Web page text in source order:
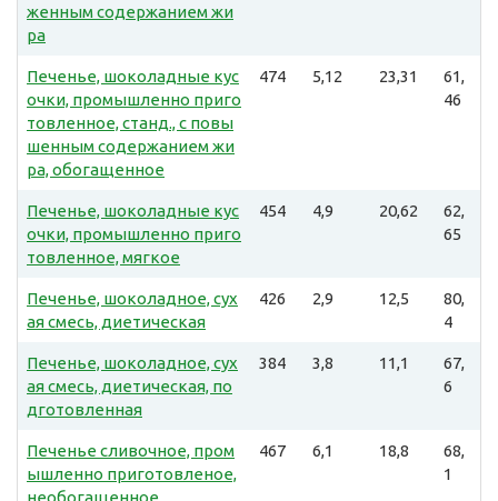
женным содержанием жи
ра
Печенье, шоколадные кус
очки, промышленно приго
товленное, станд., с повы
шенным содержанием жи
ра, обогащенное
474 5,12 23,31
61,
46
Печенье, шоколадные кус
очки, промышленно приго
товленное, мягкое
454 4,9 20,62
62,
65
Печенье, шоколадное, сух
ая смесь, диетическая
426 2,9 12,5
80,
4
Печенье, шоколадное, сух
ая смесь, диетическая, по
дготовленная
384 3,8 11,1
67,
6
Печенье сливочное, пром
ышленно приготовленое,
необогащенное
467 6,1 18,8
68,
1